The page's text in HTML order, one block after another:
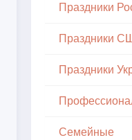
Праздники
Праздники
Праздники
Семейные